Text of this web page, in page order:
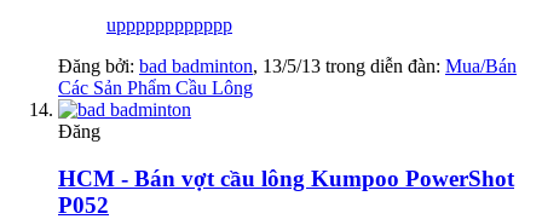
upppppppppppp
Đăng bởi: bad badminton, 13/5/13 trong diễn đàn: Mua/Bán
Các Sản Phẩm Cầu Lông
Đăng
HCM - Bán vợt cầu lông Kumpoo PowerShot
P052